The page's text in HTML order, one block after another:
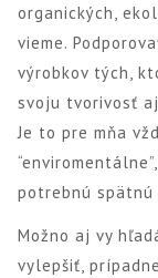
organických,
vieme.
výrobkov tých,
svoju tvorivosť
Je to pre mňa
potrebnú spätnú
Možno aj vy
vylepšiť,